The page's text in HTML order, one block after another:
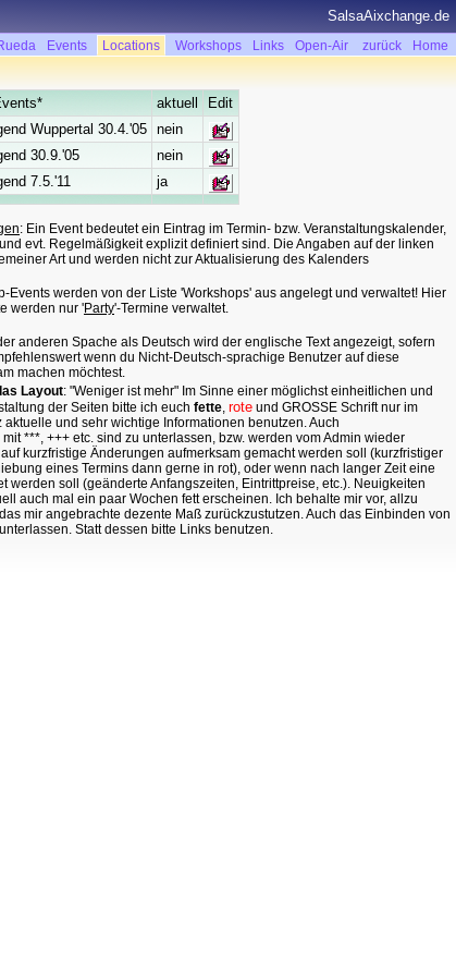
SalsaAixchange.de
Events Locations Workshops Links Open-Air zurück Home
aktuell
Edit
Wuppertal 30.4.'05
nein
30.9.'05
nein
7.5.'11 ja
: Ein Event bedeutet ein Eintrag im Termin- bzw. Veranstaltungskalender,
evt. Regelmäßigkeit explizit definiert sind. Die Angaben auf der linken
Art und werden nicht zur Aktualisierung des Kalenders
Events werden von der Liste 'Workshops' aus angelegt und verwaltet! Hier
werden nur 'Party'-Termine verwaltet.
anderen Spache als Deutsch wird der englische Text angezeigt, sofern
wenn du Nicht-Deutsch-sprachige Benutzer auf diese
machen möchtest.
Layout: "Weniger ist mehr" Im Sinne einer möglichst einheitlichen und
der Seiten bitte ich euch fette, rote und GROSSE Schrift nur im
aktuelle und sehr wichtige Informationen benutzen. Auch
***, +++ etc. sind zu unterlassen, bzw. werden vom Admin wieder
kurzfristige Änderungen aufmerksam gemacht werden soll (kurzfristiger
eines Termins dann gerne in rot), oder wenn nach langer Zeit eine
werden soll (geänderte Anfangszeiten, Eintrittpreise, etc.). Neuigkeiten
auch mal ein paar Wochen fett erscheinen. Ich behalte mir vor, allzu
mir angebrachte dezente Maß zurückzustutzen. Auch das Einbinden von
Statt dessen bitte Links benutzen.